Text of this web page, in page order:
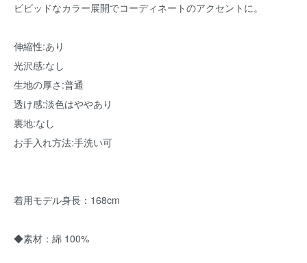
ビビッドなカラー展開でコーディネートのアクセントに。
伸縮性:あり
光沢感:なし
生地の厚さ:普通
透け感:淡色はややあり
裏地:なし
お手入れ方法:手洗い可
着用モデル身長：168cm
◆素材：綿 100%